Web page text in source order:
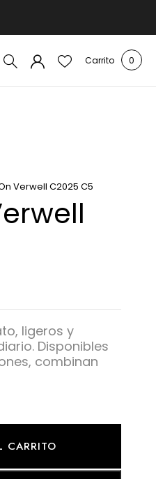
Carrito 0
Verwell C2025 C5
ligeros y
Disponibles
combinan
CARRITO